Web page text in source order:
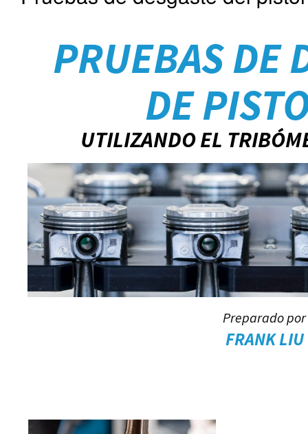
PRUEBAS DE
DE
UTILIZANDO EL
Preparado por
FRANK LIU